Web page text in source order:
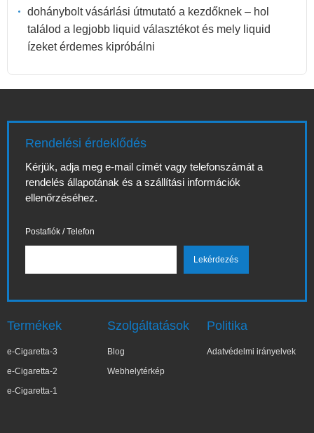
dohánybolt vásárlási útmutató a kezdőknek – hol
találod a legjobb liquid választékot és mely liquid
ízeket érdemes kipróbálni
Rendelési érdeklődés
Kérjük, adja meg e-mail címét vagy telefonszámát a
rendelés állapotának és a szállítási információk
ellenőrzéséhez.
Postafiók / Telefon
Termékek
e-Cigaretta-3
e-Cigaretta-2
e-Cigaretta-1
Szolgáltatások
Blog
Webhelytérkép
Politika
Adatvédelmi irányelvek